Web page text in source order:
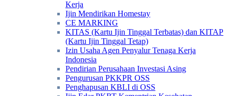
Kerja
Ijin Mendirikan Homestay
CE MARKING
KITAS (Kartu Ijin Tinggal Terbatas) dan KITAP
(Kartu Ijin Tinggal Tetap)
Izin Usaha Agen Penyalur Tenaga Kerja
Indonesia
Pendirian Perusahaan Investasi Asing
Pengurusan PKKPR OSS
Penghapusan KBLI di OSS